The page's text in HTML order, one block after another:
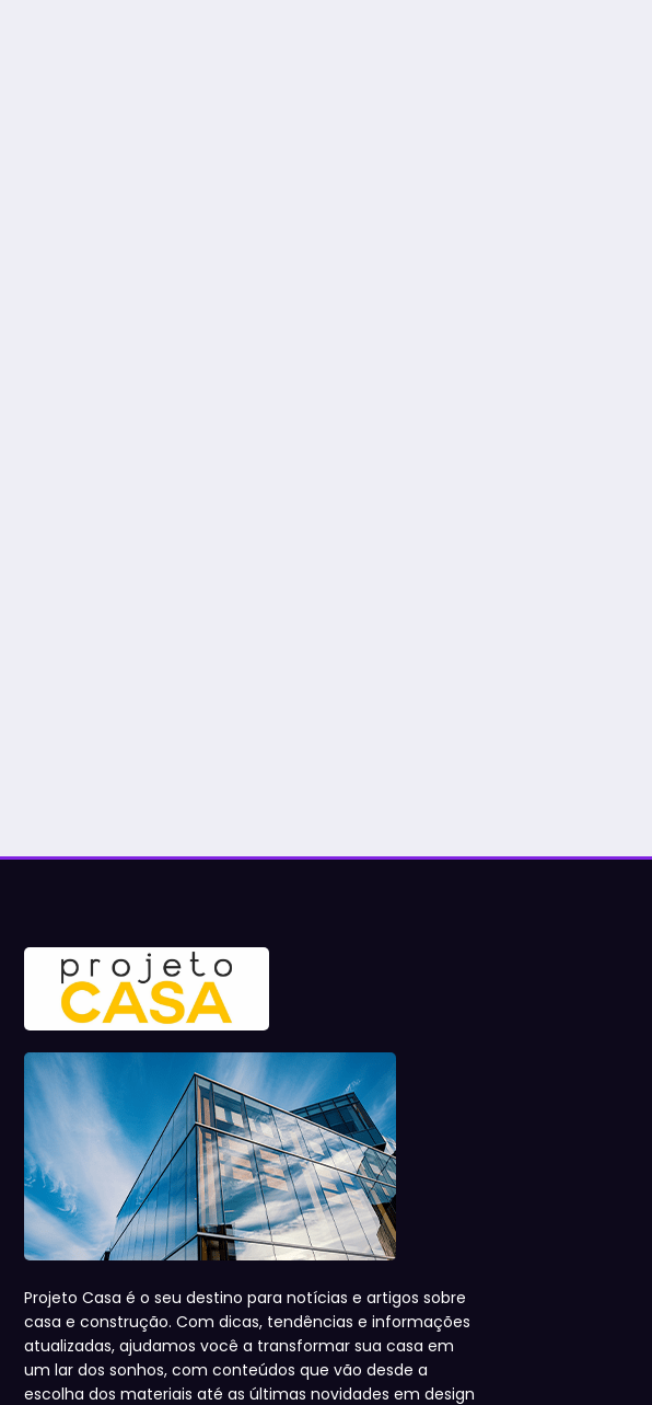
Projeto Casa é o seu destino para notícias e artigos sobre
casa e construção. Com dicas, tendências e informações
atualizadas, ajudamos você a transformar sua casa em
um lar dos sonhos, com conteúdos que vão desde a
escolha dos materiais até as últimas novidades em design